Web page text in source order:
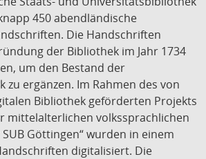
450 abendländische
Die Handschriften
der Bibliothek im Jahr 1734
um den Bestand der
zu ergänzen. Im Rahmen des von
Bibliothek geförderten Projekts
mittelalterlichen volkssprachlichen
Göttingen“ wurden in einem
digitalisiert. Die